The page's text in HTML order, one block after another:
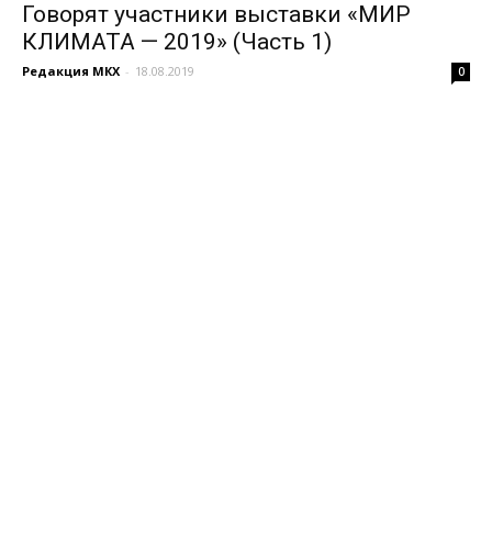
Говорят участники выставки «МИР
КЛИМАТА — 2019» (Часть 1)
Редакция МКХ - 18.08.2019 0